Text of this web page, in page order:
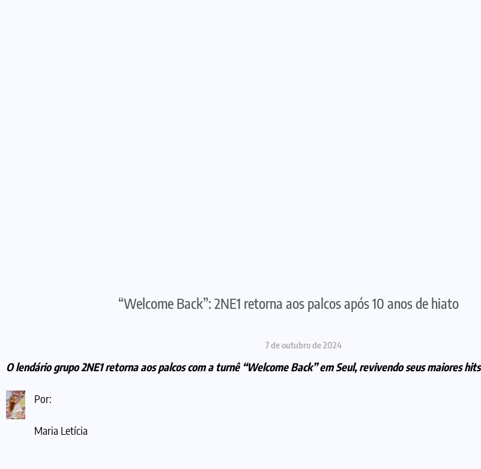
“Welcome Back”: 2NE1 retorna aos palcos após 10 anos de hiato
7 de outubro de 2024
O lendário grupo 2NE1 retorna aos palcos com a turnê “Welcome Back” em Seul, revivendo seus maiores hits
Por:
Maria Letícia